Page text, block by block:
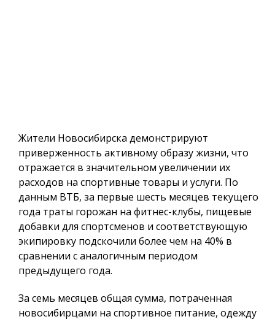
Жители Новосибирска демонстрируют
приверженность активному образу жизни, что
отражается в значительном увеличении их
расходов на спортивные товары и услуги. По
данным ВТБ, за первые шесть месяцев текущего
года траты горожан на фитнес-клубы, пищевые
добавки для спортсменов и соответствующую
экипировку подскочили более чем на 40% в
сравнении с аналогичным периодом
предыдущего года.
За семь месяцев общая сумма, потраченная
новосибирцами на спортивное питание, одежду